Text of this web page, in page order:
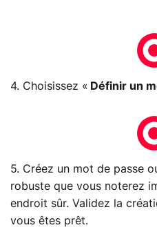
4. Choisissez « Définir un
5. Créez un mot de passe
robuste que vous noterez
endroit sûr. Validez la
vous êtes prêt.